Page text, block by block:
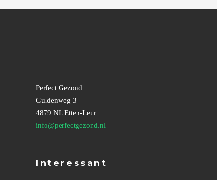
Perfect Gezond
Guldenweg 3
4879 NL Etten-Leur
info@perfectgezond.nl
Interessant